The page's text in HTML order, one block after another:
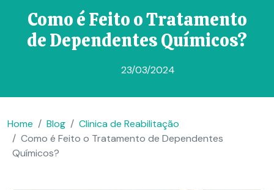
Como é Feito o Tratamento
de Dependentes Químicos?
23/03/2024
Home Blog
Clinica de Reabilitação
Como é Feito o Tratamento de Dependentes
Químicos?